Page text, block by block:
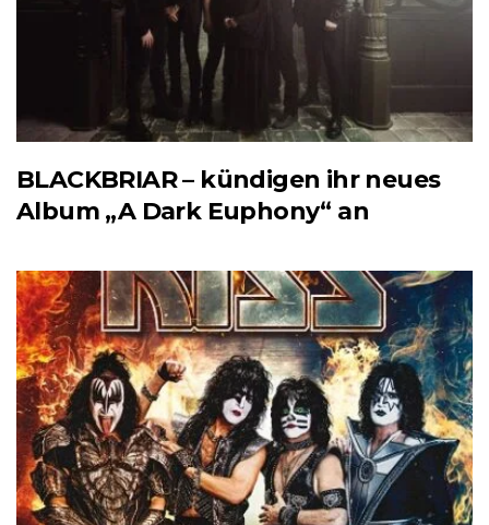
BLACKBRIAR – kündigen ihr neues
Album „A Dark Euphony“ an